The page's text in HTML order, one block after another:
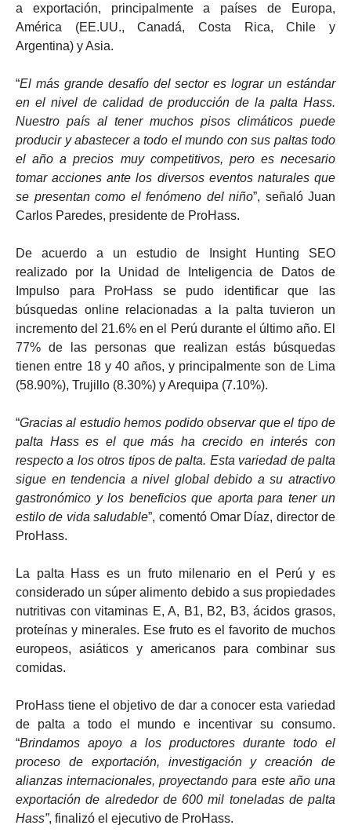
a exportación, principalmente a países de Europa,
América (EE.UU., Canadá, Costa Rica, Chile y
Argentina) y Asia.
“El más grande desafío del sector es lograr un estándar
en el nivel de calidad de producción de la palta Hass.
Nuestro país al tener muchos pisos climáticos puede
producir y abastecer a todo el mundo con sus paltas todo
el año a precios muy competitivos, pero es necesario
tomar acciones ante los diversos eventos naturales que
se presentan como el fenómeno del niño”, señaló Juan
Carlos Paredes, presidente de ProHass.
De acuerdo a un estudio de Insight Hunting SEO
realizado por la Unidad de Inteligencia de Datos de
Impulso para ProHass se pudo identificar que las
búsquedas online relacionadas a la palta tuvieron un
incremento del 21.6% en el Perú durante el último año. El
77% de las personas que realizan estás búsquedas
tienen entre 18 y 40 años, y principalmente son de Lima
(58.90%), Trujillo (8.30%) y Arequipa (7.10%).
“Gracias al estudio hemos podido observar que el tipo de
palta Hass es el que más ha crecido en interés con
respecto a los otros tipos de palta. Esta variedad de palta
sigue en tendencia a nivel global debido a su atractivo
gastronómico y los beneficios que aporta para tener un
estilo de vida saludable”, comentó Omar Díaz, director de
ProHass.
La palta Hass es un fruto milenario en el Perú y es
considerado un súper alimento debido a sus propiedades
nutritivas con vitaminas E, A, B1, B2, B3, ácidos grasos,
proteínas y minerales. Ese fruto es el favorito de muchos
europeos, asiáticos y americanos para combinar sus
comidas.
ProHass tiene el objetivo de dar a conocer esta variedad
de palta a todo el mundo e incentivar su consumo.
“Brindamos apoyo a los productores durante todo el
proceso de exportación, investigación y creación de
alianzas internacionales, proyectando para este año una
exportación de alrededor de 600 mil toneladas de palta
Hass”, finalizó el ejecutivo de ProHass.